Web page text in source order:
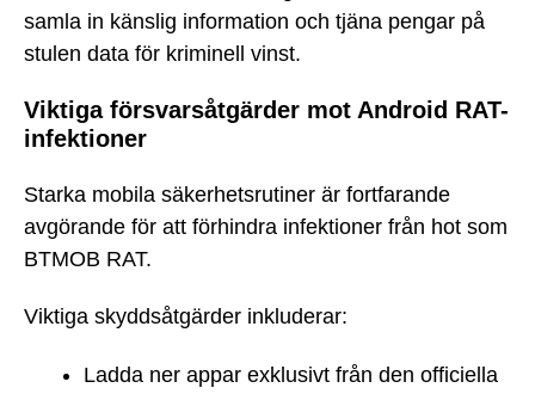
samla in känslig information och tjäna pengar på
stulen data för kriminell vinst.
Viktiga försvarsåtgärder mot Android RAT-
infektioner
Starka mobila säkerhetsrutiner är fortfarande
avgörande för att förhindra infektioner från hot som
BTMOB RAT.
Viktiga skyddsåtgärder inkluderar:
Ladda ner appar exklusivt från den officiella